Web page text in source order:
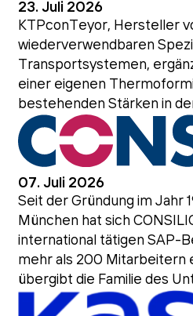
23. Juli 2026
KTPconTeyor, Hersteller
wiederverwendbaren
Transportsystemen,
einer eigenen
bestehenden Stärken in
07. Juli 2026
Seit der Gründung im Jahr
München hat sich
international tätigen SAP-
mehr als 200 Mitarbeitern
übergibt die Familie des